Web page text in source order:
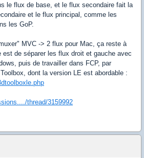
le flux de base, et le flux secondaire fait la
et le flux principal, comme les
les GoP.
MVC -> 2 flux pour Mac, ça reste à
est de séparer les flux droit et gauche avec
puis de travailler dans FCP, par
dont la version LE est abordable :
thread/3159992